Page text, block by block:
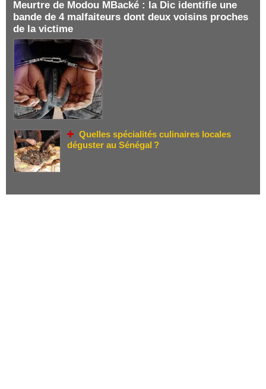
Meurtre de Modou MBacké : la Dic identifie une
bande de 4 malfaiteurs dont deux voisins proches
de la victime
Quelles spécialités culinaires locales
déguster au Sénégal ?